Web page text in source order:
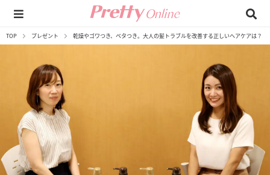
TOP プレゼント 乾燥やゴワつき、ベタつき。大人の髪トラブルを改善する正しいヘアケアは？